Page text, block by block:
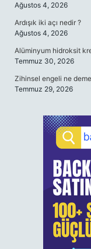
Ağustos 4, 2026
Ardışık iki açı nedir ?
Ağustos 4, 2026
Alüminyum hidroksit
Temmuz 30, 2026
Zihinsel engeli ne
Temmuz 29, 2026